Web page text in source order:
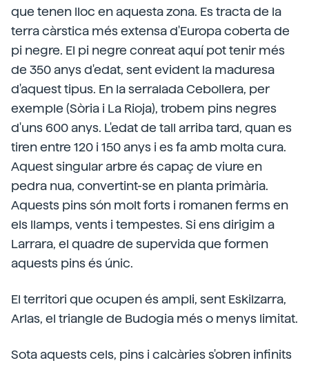
que tenen lloc en aquesta zona. Es tracta de la
terra càrstica més extensa d'Europa coberta de
pi negre. El pi negre conreat aquí pot tenir més
de 350 anys d'edat, sent evident la maduresa
d'aquest tipus. En la serralada Cebollera, per
exemple (Sòria i La Rioja), trobem pins negres
d'uns 600 anys. L'edat de tall arriba tard, quan es
tiren entre 120 i 150 anys i es fa amb molta cura.
Aquest singular arbre és capaç de viure en
pedra nua, convertint-se en planta primària.
Aquests pins són molt forts i romanen ferms en
els llamps, vents i tempestes. Si ens dirigim a
Larrara, el quadre de supervida que formen
aquests pins és únic.
El territori que ocupen és ampli, sent Eskilzarra,
Arlas, el triangle de Budogia més o menys limitat.
Sota aquests cels, pins i calcàries s'obren infinits